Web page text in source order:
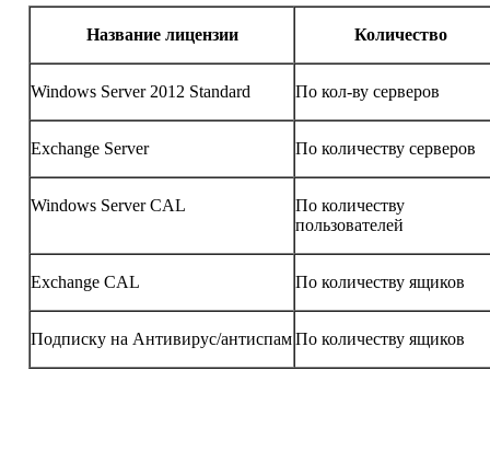
Название лицензии Количество
Windows Server 2012 Standard По кол-ву серверов
Exchange Server По количеству серверов
Windows Server CAL
По количеству
пользователей
Exchange CAL По количеству ящиков
Подписку на Антивирус/антиспамПо количеству ящиков